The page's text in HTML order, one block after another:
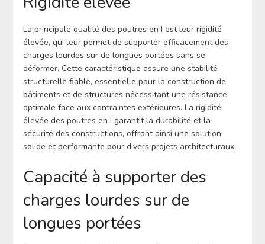
La principale qualité des poutres en I est leur rigidité
élevée, qui leur permet de supporter efficacement des
charges lourdes sur de longues portées sans se
déformer. Cette caractéristique assure une stabilité
structurelle fiable, essentielle pour la construction de
bâtiments et de structures nécessitant une résistance
optimale face aux contraintes extérieures. La rigidité
élevée des poutres en I garantit la durabilité et la
sécurité des constructions, offrant ainsi une solution
solide et performante pour divers projets architecturaux.
Capacité à supporter des
charges lourdes sur de
longues portées